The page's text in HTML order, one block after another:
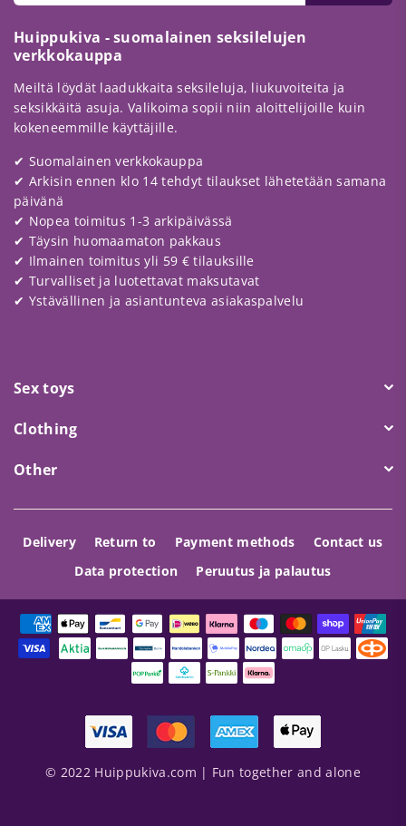
Huippukiva - suomalainen seksilelujen
verkkokauppa
Meiltä löydät laadukkaita seksileluja, liukuvoiteita ja
seksikkäitä asuja. Valikoima sopii niin aloittelijoille kuin
kokeneemmille käyttäjille.
✔ Suomalainen verkkokauppa
✔ Arkisin ennen klo 14 tehdyt tilaukset lähetetään samana
päivänä
✔ Nopea toimitus 1-3 arkipäivässä
✔ Täysin huomaamaton pakkaus
✔ Ilmainen toimitus yli 59 € tilauksille
✔ Turvalliset ja luotettavat maksutavat
✔ Ystävällinen ja asiantunteva asiakaspalvelu
Sex toys
Clothing
Other
Delivery Return to Payment methods
Contact us
Data protection
Peruutus ja palautus
© 2022 Huippukiva.com | Fun together and alone